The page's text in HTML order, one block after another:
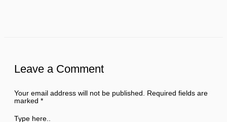
Leave a Comment
Your email address will not be published.
Required fields are
marked *
Type here..